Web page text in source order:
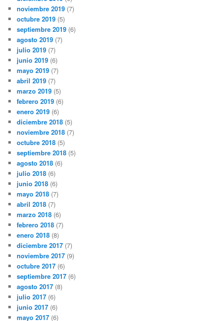
noviembre 2019 (7)
octubre 2019 (5)
septiembre 2019 (6)
agosto 2019 (7)
julio 2019 (7)
junio 2019 (6)
mayo 2019 (7)
abril 2019 (7)
marzo 2019 (5)
febrero 2019 (6)
enero 2019 (6)
diciembre 2018 (5)
noviembre 2018 (7)
octubre 2018 (5)
septiembre 2018 (5)
agosto 2018 (6)
julio 2018 (6)
junio 2018 (6)
mayo 2018 (7)
abril 2018 (7)
marzo 2018 (6)
febrero 2018 (7)
enero 2018 (8)
diciembre 2017 (7)
noviembre 2017 (9)
octubre 2017 (6)
septiembre 2017 (6)
agosto 2017 (8)
julio 2017 (6)
junio 2017 (6)
mayo 2017 (6)